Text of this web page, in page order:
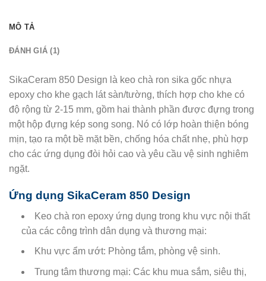
MÔ TẢ
ĐÁNH GIÁ (1)
SikaCeram 850 Design là keo chà ron sika gốc nhựa
epoxy cho khe gạch lát sàn/tường, thích hợp cho khe có
độ rộng từ 2-15 mm, gồm hai thành phần được đựng trong
một hộp đựng kép song song. Nó có lớp hoàn thiện bóng
mịn, tạo ra một bề mặt bền, chống hóa chất nhẹ, phù hợp
cho các ứng dụng đòi hỏi cao và yêu cầu vệ sinh nghiêm
ngặt.
Ứng dụng SikaCeram 850 Design
Keo chà ron epoxy ứng dụng trong khu vực nội thất
của các công trình dân dụng và thương mại:
Khu vực ẩm ướt: Phòng tắm, phòng vệ sinh.
Trung tâm thương mại: Các khu mua sắm, siêu thị,